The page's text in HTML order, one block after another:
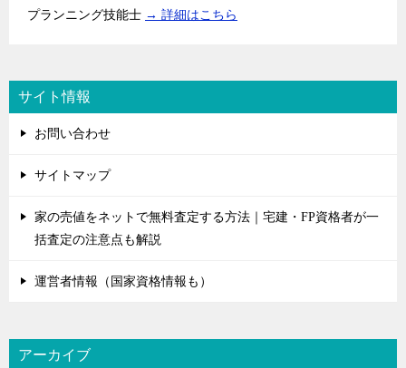
プランニング技能士 → 詳細はこちら
サイト情報
お問い合わせ
サイトマップ
家の売値をネットで無料査定する方法｜宅建・FP資格者が一
括査定の注意点も解説
運営者情報（国家資格情報も）
アーカイブ